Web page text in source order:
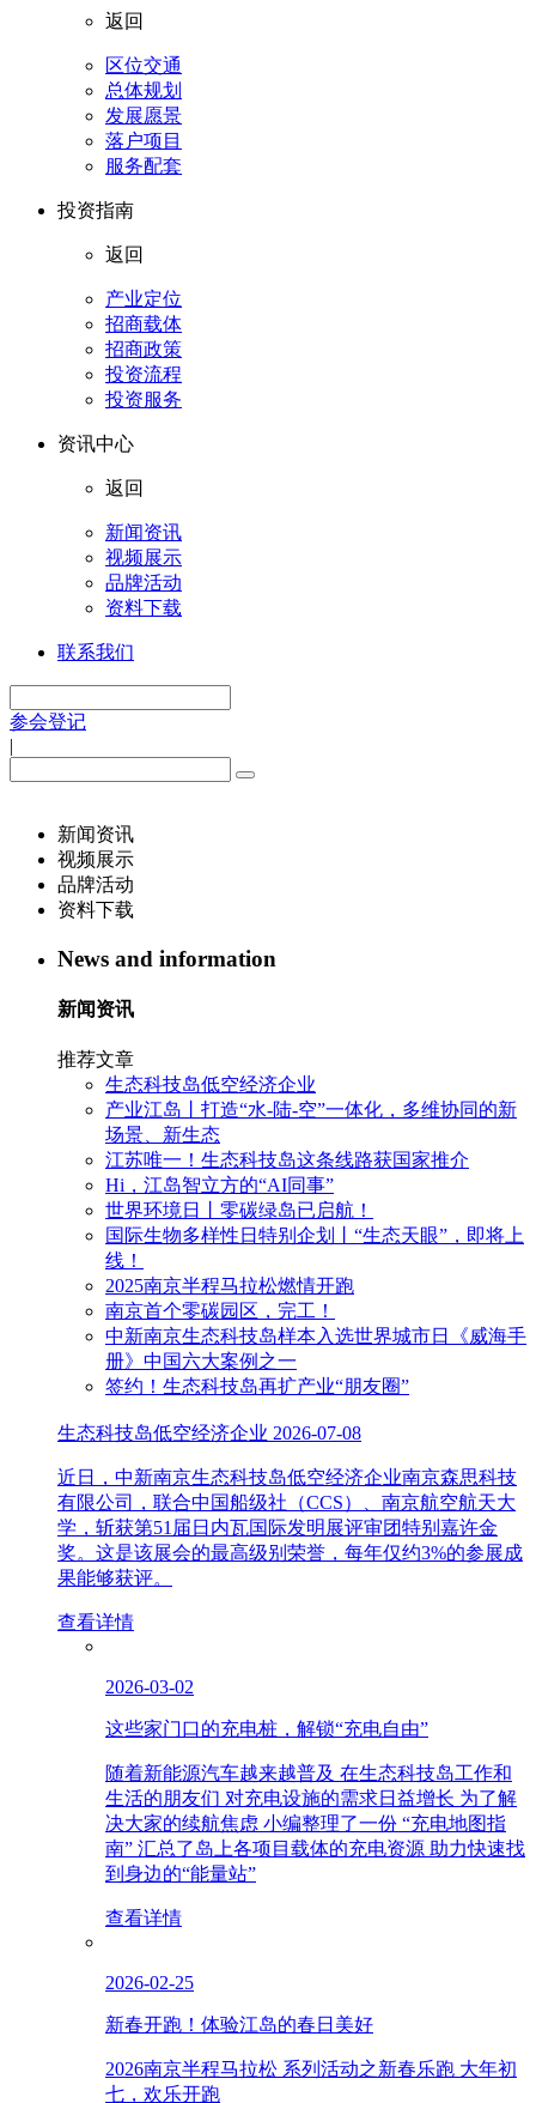
返回
区位交通
总体规划
发展愿景
落户项目
服务配套
投资指南
返回
产业定位
招商载体
招商政策
投资流程
投资服务
资讯中心
返回
新闻资讯
视频展示
品牌活动
资料下载
联系我们
参会登记
|
新闻资讯
视频展示
品牌活动
资料下载
News and information
新闻资讯
推荐文章
生态科技岛低空经济企业
产业江岛丨打造“水-陆-空”一体化，多维协同的新
场景、新生态
江苏唯一！生态科技岛这条线路获国家推介
Hi，江岛智立方的“AI同事”
世界环境日丨零碳绿岛已启航！
国际生物多样性日特别企划丨“生态天眼”，即将上
线！
2025南京半程马拉松燃情开跑
南京首个零碳园区，完工！
中新南京生态科技岛样本入选世界城市日《威海手
册》中国六大案例之一
签约！生态科技岛再扩产业“朋友圈”
生态科技岛低空经济企业 2026-07-08
近日，中新南京生态科技岛低空经济企业南京森思科技
有限公司，联合中国船级社（CCS）、南京航空航天大
学，斩获第51届日内瓦国际发明展评审团特别嘉许金
奖。这是该展会的最高级别荣誉，每年仅约3%的参展成
果能够获评。
查看详情
2026-03-02
这些家门口的充电桩，解锁“充电自由”
随着新能源汽车越来越普及 在生态科技岛工作和
生活的朋友们 对充电设施的需求日益增长 为了解
决大家的续航焦虑 小编整理了一份 “充电地图指
南” 汇总了岛上各项目载体的充电资源 助力快速找
到身边的“能量站”
查看详情
2026-02-25
新春开跑！体验江岛的春日美好
2026南京半程马拉松 系列活动之新春乐跑 大年初
七，欢乐开跑